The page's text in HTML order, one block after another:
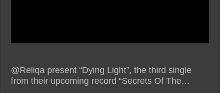
@Reliqa present “Dying Light”, the third single
from their upcoming record “Secrets Of The…